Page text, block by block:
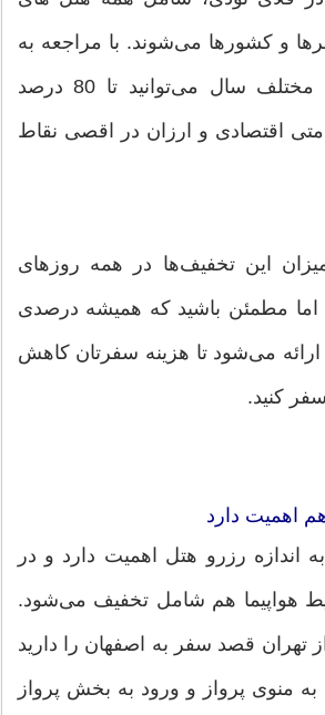
و کشورها می‌شوند. با مراجعه به
این سایت در ایام مختلف سال می‌توانید تا 80 درصد
اقتصادی و ارزان در اقصی نقاط
این تخفیف‌ها در همه روزهای
مطمئن باشید که همیشه درصدی
ارائه می‌شود تا هزینه سفرتان کاهش
سفر کنید.
اهمیت دارد
اندازه رزرو هتل اهمیت دارد و در
هواپیما هم شامل تخفیف می‌شود.
تهران قصد سفر به اصفهان را دارید
به منوی پرواز و ورود به بخش پرواز